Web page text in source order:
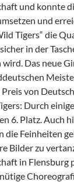
und konnte
und
Tigers“ die
in der
Das neue
von
Durch
6. Platz. Auch
die Feinheiten
Bilder zu
in Flensburg